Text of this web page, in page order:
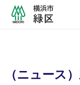
（ニュース